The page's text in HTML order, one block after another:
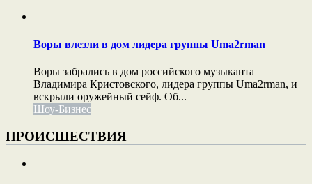
Воры влезли в дом лидера группы Uma2rman
Воры забрались в дом российского музыканта
Владимира Кристовского, лидера группы Uma2rman, и
вскрыли оружейный сейф. Об...
Шоу-Бизнес
ПРОИСШЕСТВИЯ